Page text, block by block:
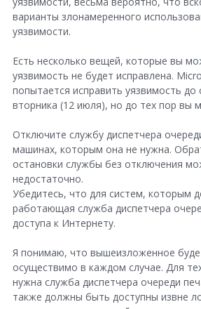
варианты злонамеренного
уязвимости.
Есть несколько вещей, которые вы
уязвимость не будет исправлена.
попытается исправить уязвимость до
вторника (12 июля), но до тех пор вы
Отключите службу диспетчера
машинах, которым она не нужна.
остановки службы без отключения
недостаточно.
Убедитесь, что для систем, которым
работающая служба диспетчера
доступа к Интернету.
Я понимаю, что вышеизложенное
осуществимо в каждом случае. Для
нужна служба диспетчера очереди
также должны быть доступны извне